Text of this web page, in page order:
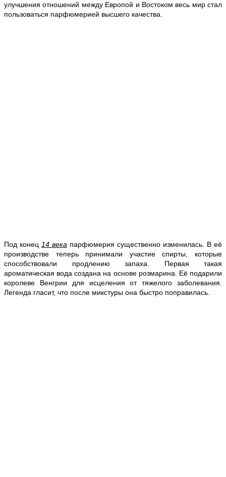
улучшения отношений между Европой и Востоком весь мир стал
пользоваться парфюмерией высшего качества.
Под конец 14 века парфюмерия существенно изменилась. В её
производстве теперь принимали участие спирты, которые
способствовали продлению запаха. Первая такая
ароматическая вода создана на основе розмарина. Её подарили
королеве Венгрии для исцеления от тяжелого заболевания.
Легенда гласит, что после микстуры она быстро поправилась.